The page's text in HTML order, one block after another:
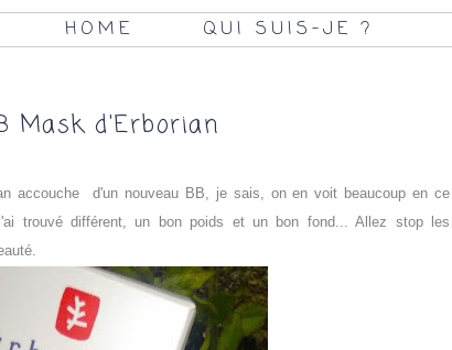
HOME QUI SUIS-JE ?
Mask d'Erborian
accouche d'un nouveau BB, je sais, on en voit beaucoup en ce
trouvé différent, un bon poids et un bon fond... Allez stop les